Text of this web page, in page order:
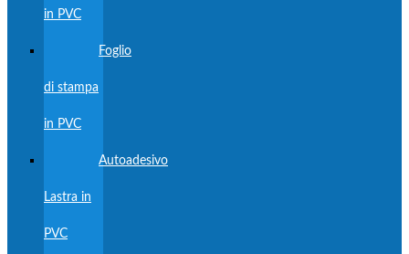
in PVC
Foglio
di stampa
in PVC
Autoadesivo
Lastra in
PVC